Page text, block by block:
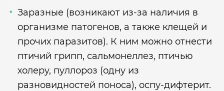
Заразные (возникают из-за наличия в
организме патогенов, а также клещей и
прочих паразитов). К ним можно отнести
птичий грипп, сальмонеллез, птичью
холеру, пуллороз (одну из
разновидностей поноса), оспу-дифтерит.